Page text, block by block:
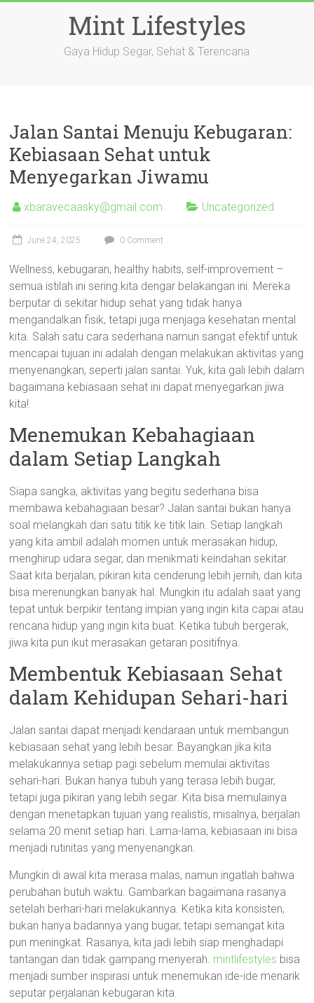
Mint Lifestyles
Gaya Hidup Segar, Sehat & Terencana
Jalan Santai Menuju Kebugaran:
Kebiasaan Sehat untuk
Menyegarkan Jiwamu
xbaravecaasky@gmail.com Uncategorized
June 24, 2025 0 Comment
Wellness, kebugaran, healthy habits, self-improvement –
semua istilah ini sering kita dengar belakangan ini. Mereka
berputar di sekitar hidup sehat yang tidak hanya
mengandalkan fisik, tetapi juga menjaga kesehatan mental
kita. Salah satu cara sederhana namun sangat efektif untuk
mencapai tujuan ini adalah dengan melakukan aktivitas yang
menyenangkan, seperti jalan santai. Yuk, kita gali lebih dalam
bagaimana kebiasaan sehat ini dapat menyegarkan jiwa
kita!
Menemukan Kebahagiaan
dalam Setiap Langkah
Siapa sangka, aktivitas yang begitu sederhana bisa
membawa kebahagiaan besar? Jalan santai bukan hanya
soal melangkah dari satu titik ke titik lain. Setiap langkah
yang kita ambil adalah momen untuk merasakan hidup,
menghirup udara segar, dan menikmati keindahan sekitar.
Saat kita berjalan, pikiran kita cenderung lebih jernih, dan kita
bisa merenungkan banyak hal. Mungkin itu adalah saat yang
tepat untuk berpikir tentang impian yang ingin kita capai atau
rencana hidup yang ingin kita buat. Ketika tubuh bergerak,
jiwa kita pun ikut merasakan getaran positifnya.
Membentuk Kebiasaan Sehat
dalam Kehidupan Sehari-hari
Jalan santai dapat menjadi kendaraan untuk membangun
kebiasaan sehat yang lebih besar. Bayangkan jika kita
melakukannya setiap pagi sebelum memulai aktivitas
sehari-hari. Bukan hanya tubuh yang terasa lebih bugar,
tetapi juga pikiran yang lebih segar. Kita bisa memulainya
dengan menetapkan tujuan yang realistis, misalnya, berjalan
selama 20 menit setiap hari. Lama-lama, kebiasaan ini bisa
menjadi rutinitas yang menyenangkan.
Mungkin di awal kita merasa malas, namun ingatlah bahwa
perubahan butuh waktu. Gambarkan bagaimana rasanya
setelah berhari-hari melakukannya. Ketika kita konsisten,
bukan hanya badannya yang bugar, tetapi semangat kita
pun meningkat. Rasanya, kita jadi lebih siap menghadapi
tantangan dan tidak gampang menyerah. mintlifestyles bisa
menjadi sumber inspirasi untuk menemukan ide-ide menarik
seputar perjalanan kebugaran kita.